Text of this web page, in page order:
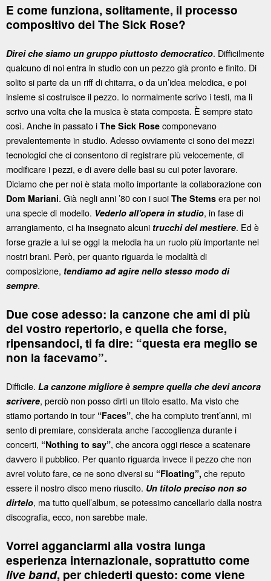
E come funziona, solitamente, il processo
compositivo dei The Sick Rose?
Direi che siamo un gruppo piuttosto democratico. Difficilmente
qualcuno di noi entra in studio con un pezzo già pronto e finito. Di
solito si parte da un riff di chitarra, o da un’idea melodica, e poi
insieme si costruisce il pezzo. Io normalmente scrivo i testi, ma li
scrivo una volta che la musica è stata composta. È sempre stato
così. Anche in passato i The Sick Rose componevano
prevalentemente in studio. Adesso ovviamente ci sono dei mezzi
tecnologici che ci consentono di registrare più velocemente, di
modificare i pezzi, e di avere delle basi su cui poter lavorare.
Diciamo che per noi è stata molto importante la collaborazione con
Dom Mariani. Già negli anni ’80 con i suoi The Stems era per noi
una specie di modello. Vederlo all’opera in studio, in fase di
arrangiamento, ci ha insegnato alcuni trucchi del mestiere. Ed è
forse grazie a lui se oggi la melodia ha un ruolo più importante nei
nostri brani. Però, per quanto riguarda le modalità di
composizione, tendiamo ad agire nello stesso modo di
sempre.
Due cose adesso: la canzone che ami di più
del vostro repertorio, e quella che forse,
ripensandoci, ti fa dire: “questa era meglio se
non la facevamo”.
Difficile. La canzone migliore è sempre quella che devi ancora
scrivere, perciò non posso dirti un titolo esatto. Ma visto che
stiamo portando in tour “Faces”, che ha compiuto trent’anni, mi
sento di premiare, considerata anche l’accoglienza durante i
concerti, “Nothing to say”, che ancora oggi riesce a scatenare
davvero il pubblico. Per quanto riguarda invece il pezzo che non
avrei voluto fare, ce ne sono diversi su “Floating”, che reputo
essere il nostro disco meno riuscito. Un titolo preciso non so
dirtelo, ma tutto quell’album, se potessimo cancellarlo dalla nostra
discografia, ecco, non sarebbe male.
Vorrei agganciarmi alla vostra lunga
esperienza internazionale, soprattutto come
live band, per chiederti questo: come viene